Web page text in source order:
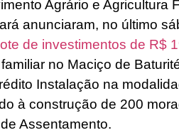
Agrário e Agricultura
anunciaram, no último
de investimentos de R$
no Maciço de
Instalação na
à construção de 200
Assentamento.